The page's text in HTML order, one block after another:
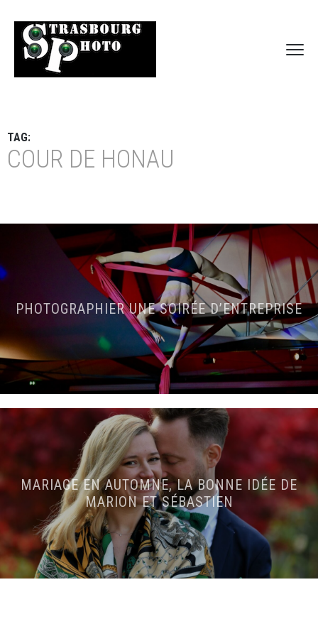
TAG:
COUR DE HONAU
PHOTOGRAPHIER UNE SOIRÉE D’ENTREPRISE
MARIAGE EN AUTOMNE, LA BONNE IDÉE DE
MARION ET SÉBASTIEN